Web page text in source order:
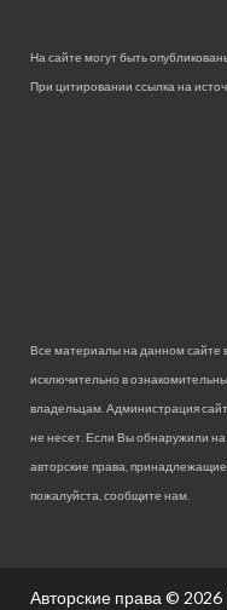
На сайте могут быть
При цитировании ссылка на
Все материалы на данном сайте
исключительно в
владельцам. Администрация
не несет. Если Вы обнаружили
авторские права,
пожалуйста, сообщите нам.
Авторские права © 2026